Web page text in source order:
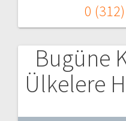
0
Bugüne
Ülkelere